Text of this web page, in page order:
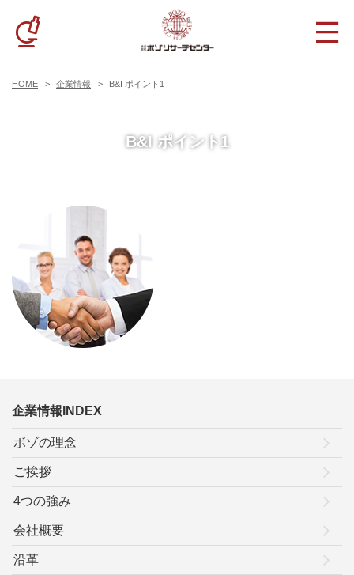
HOME 企業情報 B&I ポイント1
B&I ポイント1
企業情報INDEX
ボゾの理念
ご挨拶
4つの強み
会社概要
沿革